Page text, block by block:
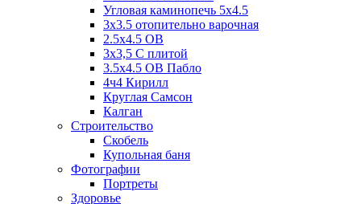
Угловая каминопечь 5х4.5
3х3.5 отопительно варочная
2.5х4.5 ОВ
3х3,5 C плитой
3.5х4.5 ОВ Пабло
4ч4 Кирилл
Круглая Самсон
Калган
Строительство
Скобель
Купольная баня
Фотографии
Портреты
Здоровье